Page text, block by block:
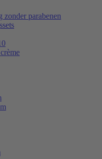
zonder parabenen